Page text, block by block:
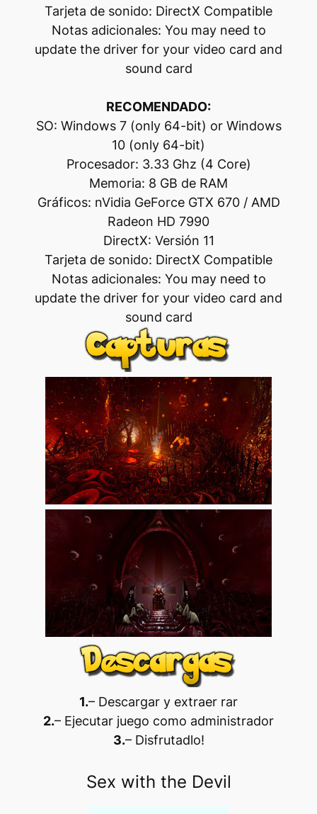
Tarjeta de sonido: DirectX Compatible
Notas adicionales: You may need to
update the driver for your video card and
sound card
RECOMENDADO:
SO: Windows 7 (only 64-bit) or Windows
10 (only 64-bit)
Procesador: 3.33 Ghz (4 Core)
Memoria: 8 GB de RAM
Gráficos: nVidia GeForce GTX 670 / AMD
Radeon HD 7990
DirectX: Versión 11
Tarjeta de sonido: DirectX Compatible
Notas adicionales: You may need to
update the driver for your video card and
sound card
1.– Descargar y extraer rar
2.– Ejecutar juego como administrador
3.– Disfrutadlo!
Sex with the Devil